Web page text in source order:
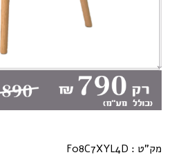
מק"ט : F08C7XYL4D